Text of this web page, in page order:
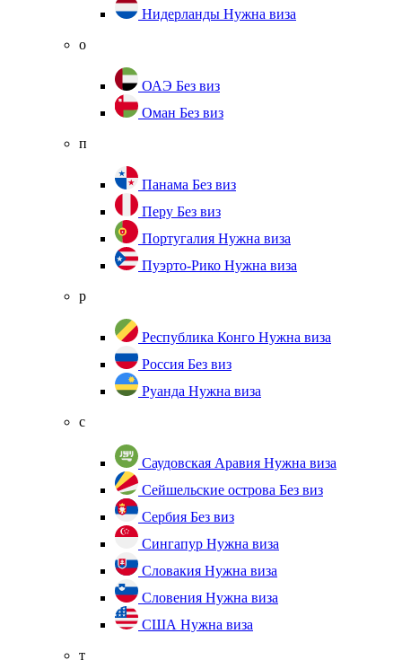
Нидерланды Нужна виза
о
ОАЭ Без виз
Оман Без виз
п
Панама Без виз
Перу Без виз
Португалия Нужна виза
Пуэрто-Рико Нужна виза
р
Республика Конго Нужна виза
Россия Без виз
Руанда Нужна виза
с
Саудовская Аравия Нужна виза
Сейшельские острова Без виз
Сербия Без виз
Сингапур Нужна виза
Словакия Нужна виза
Словения Нужна виза
США Нужна виза
т